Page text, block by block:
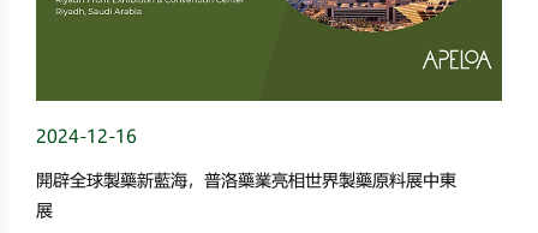
2024-12-16
開辟全球製藥新藍海，普洛藥業亮相世界製藥原料展中東
展